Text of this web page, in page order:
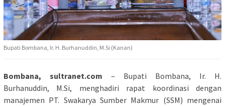
Bupati Bombana, Ir. H. Burhanuddin, M.Si (Kanan)
Bombana, sultranet.com – Bupati Bombana, Ir. H.
Burhanuddin, M.Si, menghadiri rapat koordinasi dengan
manajemen PT. Swakarya Sumber Makmur (SSM) mengenai